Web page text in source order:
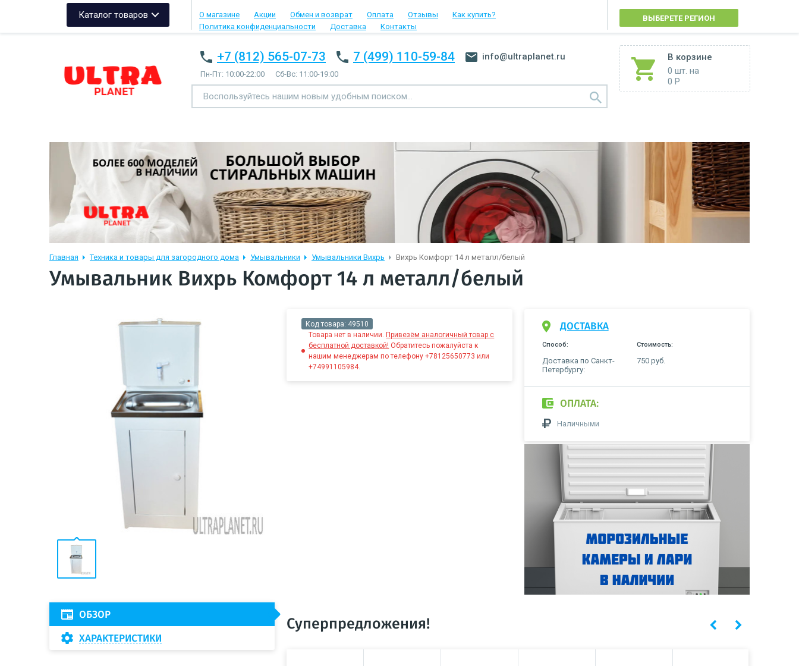
Каталог товаров О магазине Акции Обмен и возврат Оплата Отзывы
Как купить?
Политика конфиденциальности
Доставка Контакты
ВЫБЕРЕТЕ РЕГИОН
В корзине
0 шт. на
0 Р
+7 (812) 565-07-73 7 (499) 110-59-84 info@ultraplanet.ru
Пн-Пт: 10:00-22:00 Сб-Вс: 11:00-19:00
Главная Техника и товары для загородного дома Умывальники Умывальники Вихрь Вихрь Комфорт 14 л металл/белый
Умывальник Вихрь Комфорт 14 л металл/белый
ОБЗОР
ХАРАКТЕРИСТИКИ
Код товара: 49510
Товара нет в наличии.Привезём аналогичный товар с
бесплатной доставкой! Обратитесь пожалуйста к
нашим менеджерам по телефону +78125650773 или
+74991105984.
ДОСТАВКА
Способ: Стоимость:
Доставка по Санкт-
Петербургу:
750 руб.
ОПЛАТА:
Наличными
Суперпредложения!